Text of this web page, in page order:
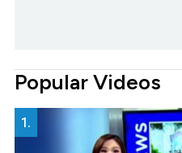
Popular Videos
1.